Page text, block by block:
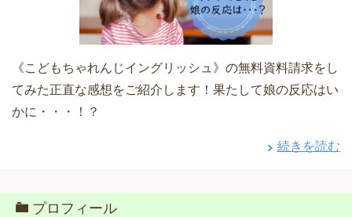
《こどもちゃれんじイングリッシュ》の無料資料請求をし
てみた正直な感想をご紹介します！果たして娘の反応はい
かに・・・！？
続きを読む
プロフィール